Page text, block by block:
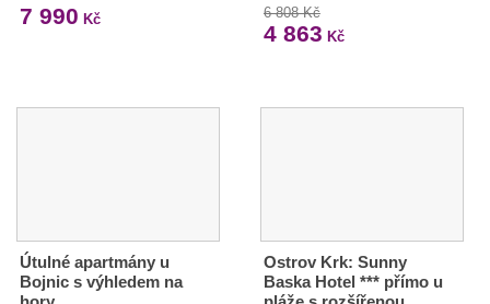
7 990 Kč 6 808 Kč
4 863 Kč
Útulné apartmány u
Bojnic s výhledem na
Ostrov Krk: Sunny
Baska Hotel *** přímo u